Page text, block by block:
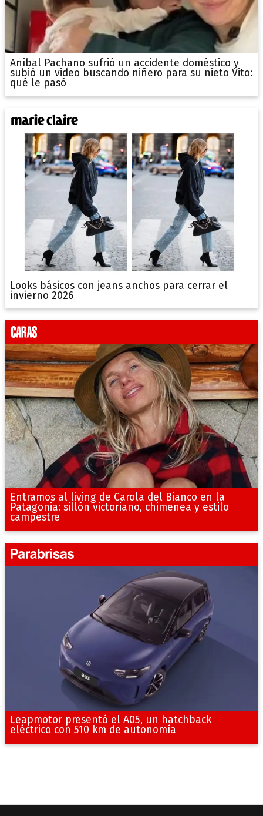
Aníbal Pachano sufrió un accidente doméstico y
subió un video buscando niñero para su nieto Vito:
qué le pasó
Looks básicos con jeans anchos para cerrar el
invierno 2026
Entramos al living de Carola del Bianco en la
Patagonia: sillón victoriano, chimenea y estilo
campestre
Leapmotor presentó el A05, un hatchback
eléctrico con 510 km de autonomía